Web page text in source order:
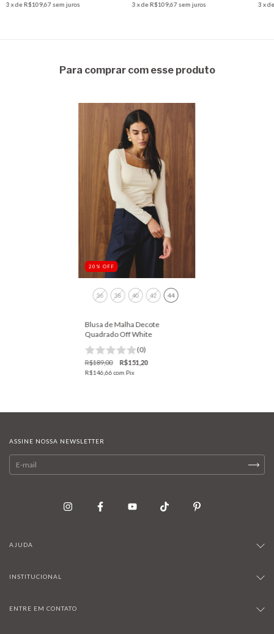
3 x deR$109,67sem juros
3 x deR$109,67sem juros
3 x
Para comprar com esse produto
20 % OFF
36 38 40 42 44
Blusa de Malha Decote
Quadrado Off White
(0)
R$189,00 R$151,20
R$146,66com Pix
ASSINE NOSSA NEWSLETTER
AJUDA
INSTITUCIONAL
ENTRE EM CONTATO